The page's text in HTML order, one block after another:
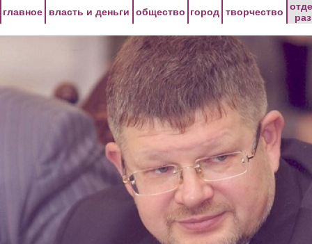
главное власть и деньги общество город творчество